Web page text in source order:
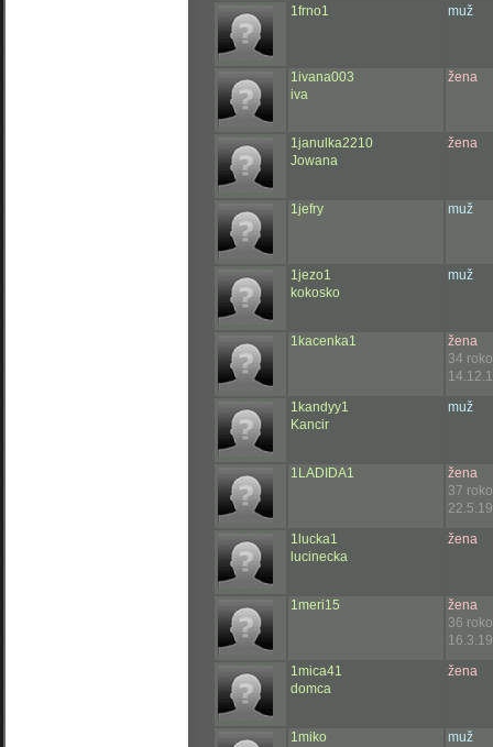
1frno1 muž
1ivana003
iva
žena
1janulka2210
Jowana
žena
1jefry muž
1jezo1
kokosko
muž
1kacenka1
žena
34
1kandyy1
Kancir
muž
1LADIDA1
žena
37
1lucka1
lucinecka
žena
1meri15
žena
36
1mica41
domca
žena
1miko muž